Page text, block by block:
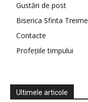
Gustări de post
Biserica Sfinta Treime
Contacte
Profețiile timpului
Ultimele articole